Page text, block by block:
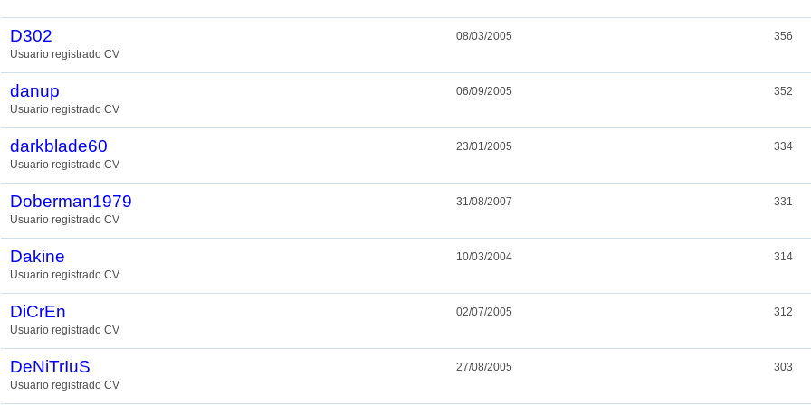
D302
Usuario registrado CV
08/03/2005 356
danup
Usuario registrado CV
06/09/2005 352
darkblade60
Usuario registrado CV
23/01/2005 334
Doberman1979
Usuario registrado CV
31/08/2007 331
Dakine
Usuario registrado CV
10/03/2004 314
DiCrEn
Usuario registrado CV
02/07/2005 312
DeNiTrIuS
Usuario registrado CV
27/08/2005 303